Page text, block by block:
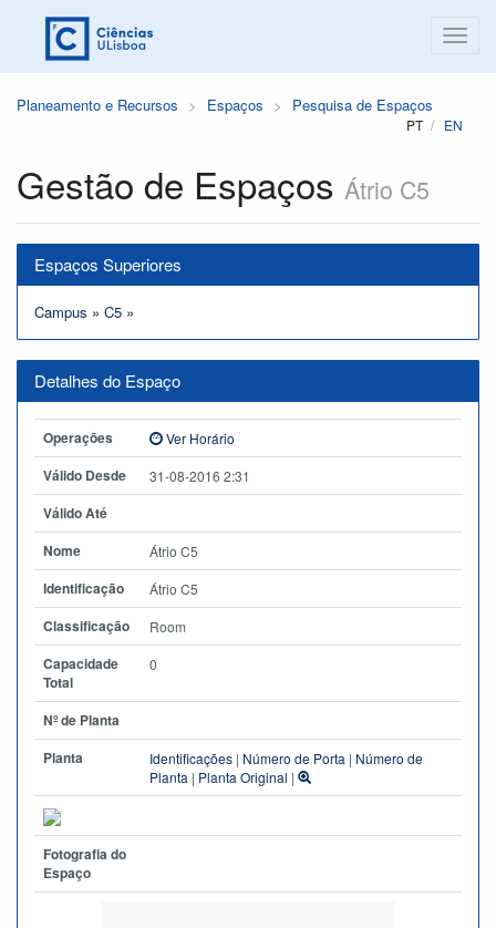
Planeamento e Recursos Espaços Pesquisa de Espaços
PT EN
Gestão de Espaços Átrio C5
Espaços Superiores
Campus » C5 »
Detalhes do Espaço
Operações Ver Horário
Válido Desde 31-08-2016 2:31
Válido Até
Nome
Átrio C5
Identificação Átrio C5
Classificação Room
Capacidade
Total
0
Nº de Planta
Planta
Identificações | Número de Porta | Número de
Planta | Planta Original |
Fotografia do
Espaço